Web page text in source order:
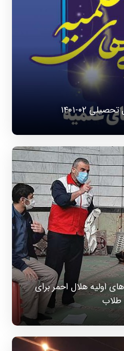
۰۲-۱۴۰۱
اولیه هلال احمر برای
طلاب